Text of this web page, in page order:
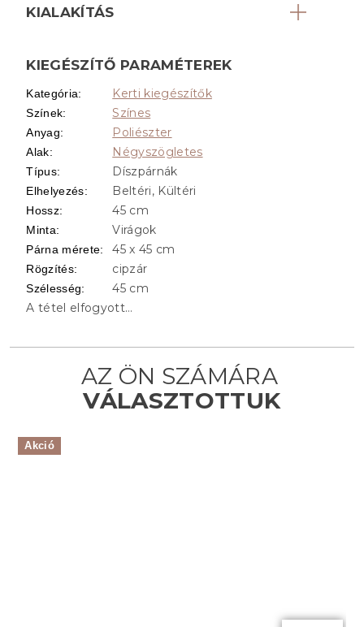
Akció
KIALAKÍTÁS
KIEGÉSZÍTŐ PARAMÉTEREK
Kategória: Kerti kiegészítők
Színek: Színes
Anyag: Poliészter
Alak: Négyszögletes
Típus: Díszpárnák
Elhelyezés: Beltéri, Kültéri
Hossz: 45 cm
Minta: Virágok
Párna mérete: 45 x 45 cm
Rögzítés: cipzár
Szélesség:
45 cm
A tétel elfogyott…